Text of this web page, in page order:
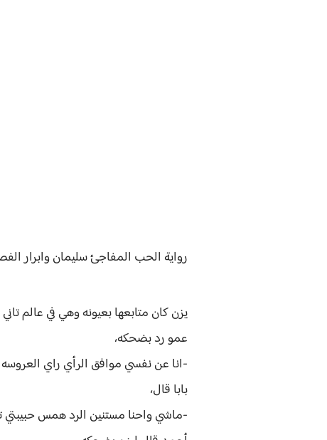
رواية الحب المفاجئ سليمان وابرار
يزن كان متابعها بعيونه وهي في
عمو رد بضحكه،
-انا عن نفسي موافق الرأي راي العروسه
بابا قال،
-ماشي واحنا مستنين الرد همس حبيبتي